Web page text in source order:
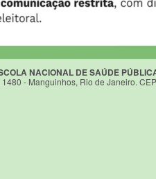
NACIONAL DE SAÚDE
- Manguinhos, Rio de Janeiro.